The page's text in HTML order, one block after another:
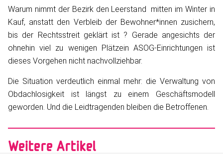
Warum nimmt der Bezirk den Leerstand mitten im Winter in
Kauf, anstatt den Verbleib der Bewohner*innen zusichern,
bis der Rechtsstreit geklärt ist ? Gerade angesichts der
ohnehin viel zu wenigen Plätzein ASOG-Einrichtungen ist
dieses Vorgehen nicht nachvollziehbar.
Die Situation verdeutlich einmal mehr: die Verwaltung von
Obdachlosigkeit ist längst zu einem Geschäftsmodell
geworden. Und die Leidtragenden bleiben die Betroffenen.
Weitere Artikel